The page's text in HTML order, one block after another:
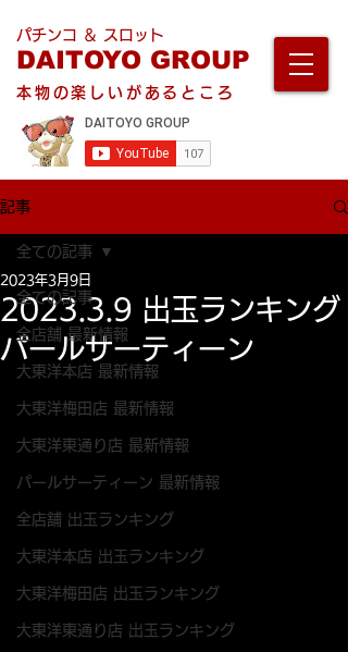
パチンコ ＆ スロット
DAITOYO GROUP
本物の楽しいがあるところ
記事
全ての記事
全店舗 最新情報
大東洋本店 最新情報
大東洋梅田店 最新情報
大東洋東通り店 最新情報
パールサーティーン 最新情報
全店舗 出玉ランキング
大東洋本店 出玉ランキング
大東洋梅田店 出玉ランキング
大東洋東通り店 出玉ランキング
全ての記事
2023.3.9 出玉ランキング
パールサーティーン
2023年3月9日